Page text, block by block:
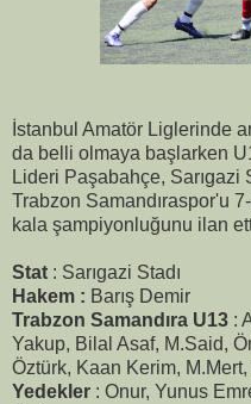
İstanbul Amatör Liglerinde
da belli olmaya başlarken
Lideri Paşabahçe, Sarıgazi
Trabzon Samandıraspor'u
kala şampiyonluğunu ilan
Stat : Sarıgazi Stadı
Hakem : Barış Demir
Trabzon Samandıra U13 :
Yakup, Bilal Asaf, M.Said,
Öztürk, Kaan Kerim,
Yedekler : Onur, Yunus